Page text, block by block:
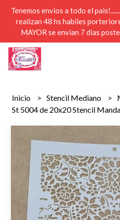
Tenemos envios a todo el
realizan 48 hs habiles
MAYOR se envian 7 dias
Inicio Stencil Mediano
St 5004 de 20x20 Stencil